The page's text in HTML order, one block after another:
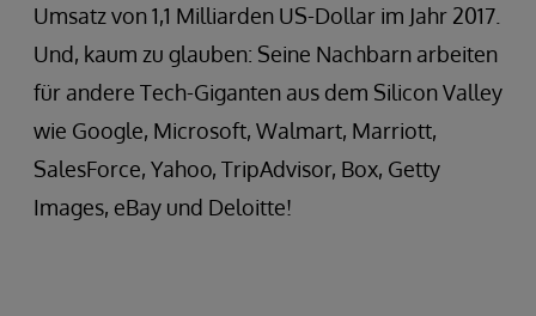
Umsatz von 1,1 Milliarden US-Dollar im Jahr 2017.
Und, kaum zu glauben: Seine Nachbarn arbeiten
für andere Tech-Giganten aus dem Silicon Valley
wie Google, Microsoft, Walmart, Marriott,
SalesForce, Yahoo, TripAdvisor, Box, Getty
Images, eBay und Deloitte!